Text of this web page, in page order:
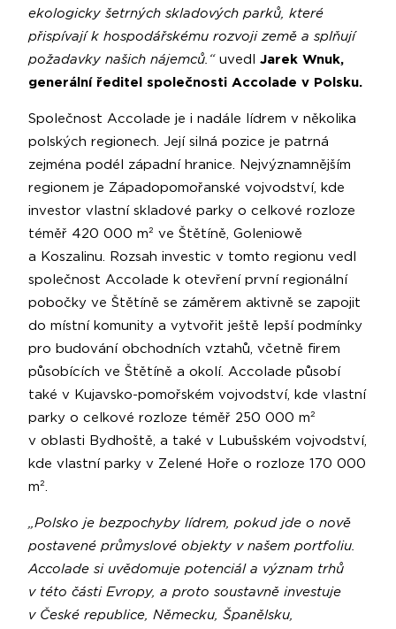
ekologicky šetrných skladových parků, které
přispívají k hospodářskému rozvoji země a splňují
požadavky našich nájemců.“ uvedl Jarek Wnuk,
generální ředitel společnosti Accolade v Polsku.
Společnost Accolade je i nadále lídrem v několika
polských regionech. Její silná pozice je patrná
zejména podél západní hranice. Nejvýznamnějším
regionem je Západopomořanské vojvodství, kde
investor vlastní skladové parky o celkové rozloze
téměř 420 000 m² ve Štětíně, Goleniowě
a Koszalinu. Rozsah investic v tomto regionu vedl
společnost Accolade k otevření první regionální
pobočky ve Štětíně se záměrem aktivně se zapojit
do místní komunity a vytvořit ještě lepší podmínky
pro budování obchodních vztahů, včetně firem
působících ve Štětíně a okolí. Accolade působí
také v Kujavsko-pomořském vojvodství, kde vlastní
parky o celkové rozloze téměř 250 000 m²
v oblasti Bydhoště, a také v Lubušském vojvodství,
kde vlastní parky v Zelené Hoře o rozloze 170 000
m².
„Polsko je bezpochyby lídrem, pokud jde o nově
postavené průmyslové objekty v našem portfoliu.
Accolade si uvědomuje potenciál a význam trhů
v této části Evropy, a proto soustavně investuje
v České republice, Německu, Španělsku,